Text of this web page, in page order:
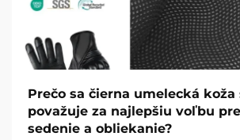
Prečo sa čierna umelecká koža
považuje za najlepšiu voľbu
sedenie a obliekanie?